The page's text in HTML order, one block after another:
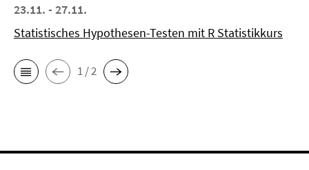
23.11. - 27.11.
Statistisches Hypothesen-Testen mit R Statistikkurs
1 / 2